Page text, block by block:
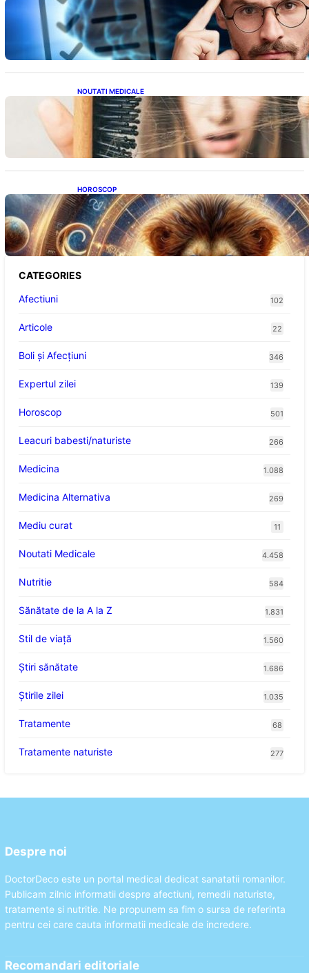
Inteligența dincolo de note: Semnele unui IQ
ridicat care nu țin de școală
NOUTATI MEDICALE
Semnele unei deficiențe de proteine:
Impactul asupra sănătății tale
HOROSCOP
Portalul Leului 8/8: Oportunități de
Abundență pentru Cinci Zodii în 2026
CATEGORIES
Afectiuni
102
Articole 22
Boli și Afecțiuni 346
Expertul zilei 139
Horoscop 501
Leacuri babesti/naturiste 266
Medicina 1.088
Medicina Alternativa 269
Mediu curat 11
Noutati Medicale 4.458
Nutritie 584
Sănătate de la A la Z 1.831
Stil de viaţă 1.560
Ştiri sănătate 1.686
Știrile zilei 1.035
Tratamente 68
Tratamente naturiste 277
Despre noi
DoctorDeco este un portal medical dedicat sanatatii romanilor.
Publicam zilnic informatii despre afectiuni, remedii naturiste,
tratamente si nutritie. Ne propunem sa fim o sursa de referinta
pentru cei care cauta informatii medicale de incredere.
Recomandari editoriale